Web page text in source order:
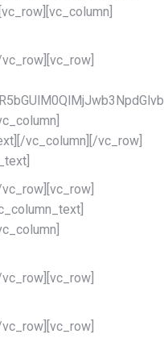
vc_column][/vc_row]